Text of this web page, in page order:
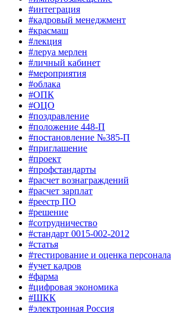
#интеграция
#кадровый менеджмент
#красмаш
#лекция
#леруа мерлен
#личный кабинет
#мероприятия
#облака
#ОПК
#ОЦО
#поздравление
#положение 448-П
#постановление №385-П
#приглашение
#проект
#профстандарты
#расчет вознаграждений
#расчет зарплат
#реестр ПО
#решение
#сотрудничество
#стандарт 0015-002-2012
#статья
#тестирование и оценка персонала
#учет кадров
#фарма
#цифровая экономика
#ШКК
#электронная Россия